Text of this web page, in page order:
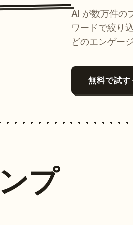
AI が数万件の
ワードで絞り
どのエンゲー
無料で試す
プ